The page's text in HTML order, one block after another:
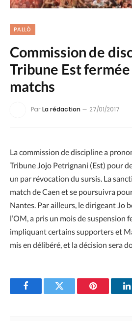
PALLÒ
Commission de
Tribune Est
matchs
ParLa rédaction 27/01/2017
La commission de discipline a
Tribune Jojo Petrignani (Est) pour
un par révocation du sursis. La
match de Caen et se poursuivra
Nantes. Par ailleurs, le dirigeant Jo
l’OM, a pris un mois de suspension
impliquant certains supporters et
mis en délibéré, et la décision sera
FacebookTwitter Pinterest